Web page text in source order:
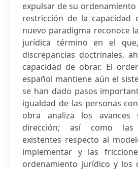
expulsar de su
restricción de la capacidad
nuevo paradigma reconoce
jurídica término en el
discrepancias doctrinales,
capacidad de obrar. El
español mantiene aún el
se han dado pasos
igualdad de las personas
obra analiza los avances
dirección; así como las
existentes respecto al
implementar y las
ordenamiento jurídico y los